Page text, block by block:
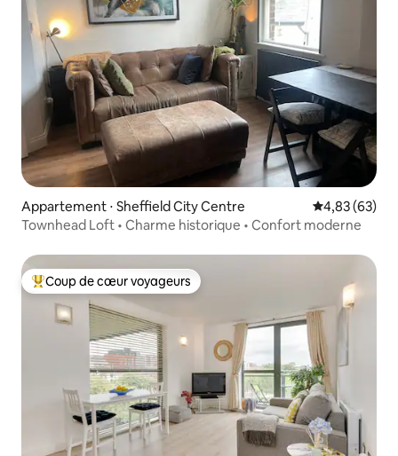
Appartement ⋅ Sheffield City Centre Évaluation
4,83 (63)
Townhead Loft • Charme historique • Confort moderne
Coups de cœur voyageurs les plus appréciés
Coup de cœur voyageurs